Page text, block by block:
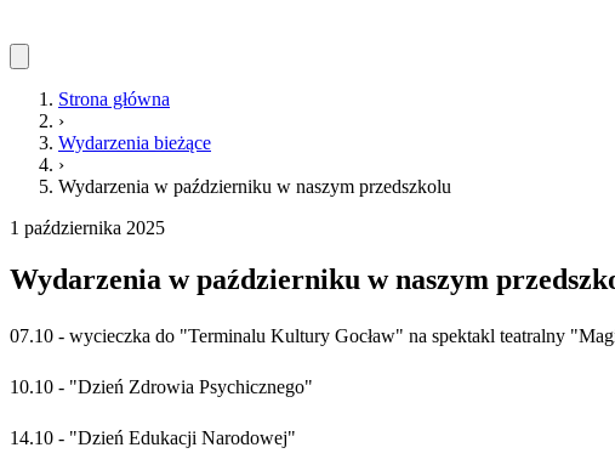
Strona główna
›
Wydarzenia bieżące
›
Wydarzenia w październiku w naszym przedszkolu
1 października 2025
Wydarzenia w październiku w naszym
07.10 - wycieczka do "Terminalu Kultury Gocław" na spektakl teatralny
10.10 - "Dzień Zdrowia Psychicznego"
14.10 - "Dzień Edukacji Narodowej"